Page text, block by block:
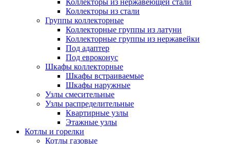
Коллекторы из нержавеющей стали
Коллекторы из стали
Группы коллекторные
Коллекторные группы из латуни
Коллекторные группы из нержавейки
Под адаптер
Под евроконус
Шкафы коллекторные
Шкафы встраиваемые
Шкафы наружные
Узлы смесительные
Узлы распределительные
Квартирные узлы
Этажные узлы
Котлы и горелки
Котлы газовые